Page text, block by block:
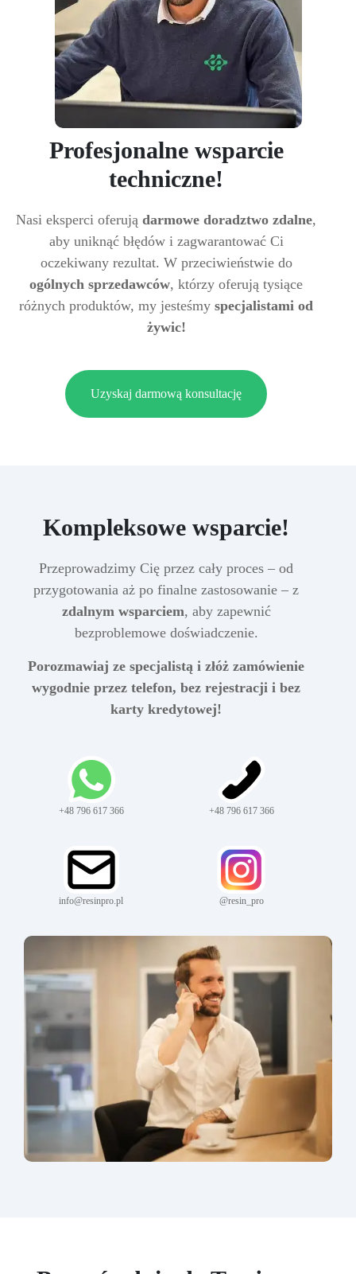
Profesjonalne wsparcie
techniczne!
Nasi eksperci oferują darmowe doradztwo zdalne,
aby uniknąć błędów i zagwarantować Ci
oczekiwany rezultat. W przeciwieństwie do
ogólnych sprzedawców, którzy oferują tysiące
różnych produktów, my jesteśmy specjalistami od
żywic!
Uzyskaj darmową konsultację
Kompleksowe wsparcie!
Przeprowadzimy Cię przez cały proces – od
przygotowania aż po finalne zastosowanie – z
zdalnym wsparciem, aby zapewnić
bezproblemowe doświadczenie.
Porozmawiaj ze specjalistą i złóż zamówienie
wygodnie przez telefon, bez rejestracji i bez
karty kredytowej!
+48 796 617 366 +48 796 617 366
info@resinpro.pl @resin_pro